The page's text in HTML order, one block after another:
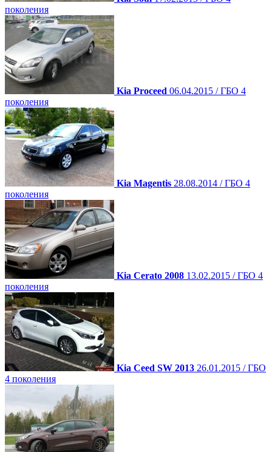
поколения
Kia Proceed 06.04.2015 / ГБО 4
поколения
Kia Magentis 28.08.2014 / ГБО 4
поколения
Kia Cerato 2008 13.02.2015 / ГБО 4
поколения
Kia Ceed SW 2013 26.01.2015 / ГБО
4 поколения